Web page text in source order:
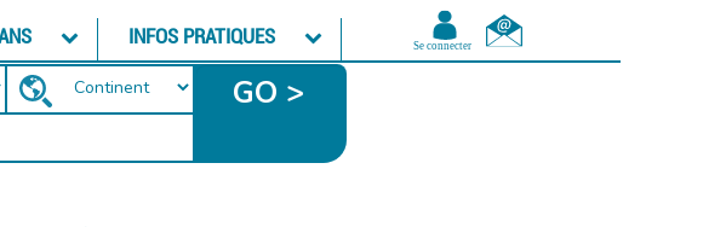
INFOS PRATIQUES
GO >